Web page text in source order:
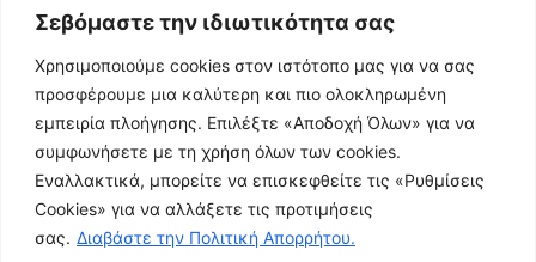
Σεβόμαστε την ιδιωτικότητα σας
Χρησιμοποιούμε cookies στον ιστότοπο μας για να σας
προσφέρουμε μια καλύτερη και πιο ολοκληρωμένη
εμπειρία πλοήγησης. Επιλέξτε «Αποδοχή Όλων» για να
συμφωνήσετε με τη χρήση όλων των cookies.
Εναλλακτικά, μπορείτε να επισκεφθείτε τις «Ρυθμίσεις
Cookies» για να αλλάξετε τις προτιμήσεις
σας. Διαβάστε την Πολιτική Απορρήτου.
Αριθμός Πιστοποίησης Μ.Η.Τ. 242044
ΑΚΟΛΟΥΘΗΣΕ ΜΑΣ